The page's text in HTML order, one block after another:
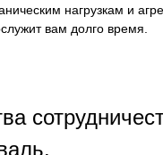
нагрузкам и
вам долго время.